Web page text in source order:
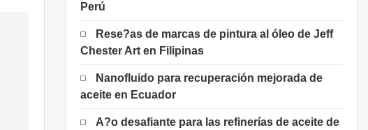
Perú
Rese?as de marcas de pintura al óleo de Jeff
Chester Art en Filipinas
Nanofluido para recuperación mejorada de
aceite en Ecuador
A?o desafiante para las refinerías de aceite de